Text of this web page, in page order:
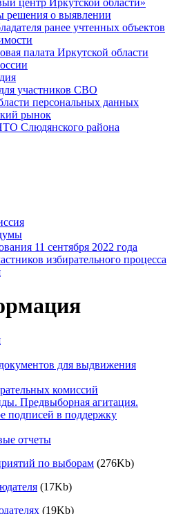
центр Иркутской области»
решения о выявлении
ранее учтенных объектов
палата Иркутской области
участников СВО
персональных данных
рынок
Слюдянского района
11 сентября 2022 года
избирательного процесса
для выдвижения
комиссий
Предвыборная агитация.
подписей в поддержку
отчеты
по выборам (276Kb)
(17Kb)
(19Kb)